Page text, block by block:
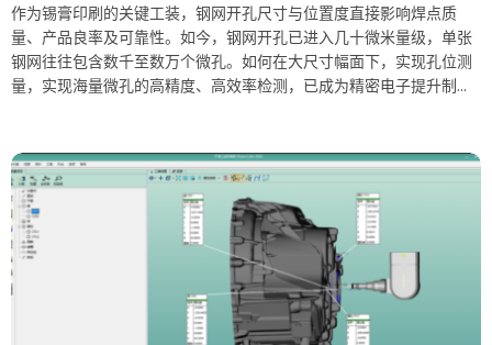
作为锡膏印刷的关键工装，钢网开孔尺寸与位置度直接影响焊点质
量、产品良率及可靠性。如今，钢网开孔已进入几十微米量级，单张
钢网往往包含数千至数万个微孔。如何在大尺寸幅面下，实现孔位测
量，实现海量微孔的高精度、高效率检测，已成为精密电子提升制造